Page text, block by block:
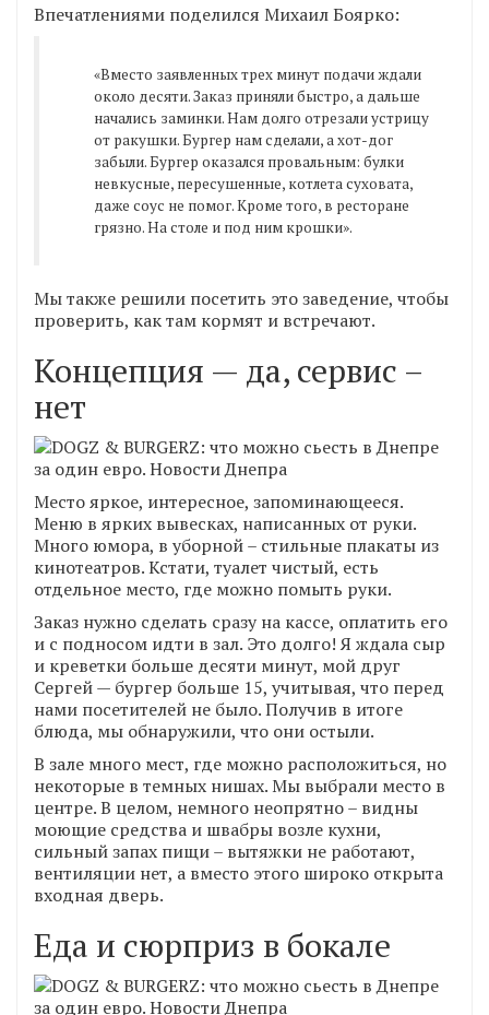
Впечатлениями поделился Михаил Боярко:
«Вместо заявленных трех минут подачи ждали
около десяти. Заказ приняли быстро, а дальше
начались заминки. Нам долго отрезали устрицу
от ракушки. Бургер нам сделали, а хот-дог
забыли. Бургер оказался провальным: булки
невкусные, пересушенные, котлета суховата,
даже соус не помог. Кроме того, в ресторане
грязно. На столе и под ним крошки».
Мы также решили посетить это заведение, чтобы
проверить, как там кормят и встречают.
Концепция — да, сервис –
нет
Место яркое, интересное, запоминающееся.
Меню в ярких вывесках, написанных от руки.
Много юмора, в уборной – стильные плакаты из
кинотеатров. Кстати, туалет чистый, есть
отдельное место, где можно помыть руки.
Заказ нужно сделать сразу на кассе, оплатить его
и с подносом идти в зал. Это долго! Я ждала сыр
и креветки больше десяти минут, мой друг
Сергей — бургер больше 15, учитывая, что перед
нами посетителей не было. Получив в итоге
блюда, мы обнаружили, что они остыли.
В зале много мест, где можно расположиться, но
некоторые в темных нишах. Мы выбрали место в
центре. В целом, немного неопрятно – видны
моющие средства и швабры возле кухни,
сильный запах пищи – вытяжки не работают,
вентиляции нет, а вместо этого широко открыта
входная дверь.
Еда и сюрприз в бокале